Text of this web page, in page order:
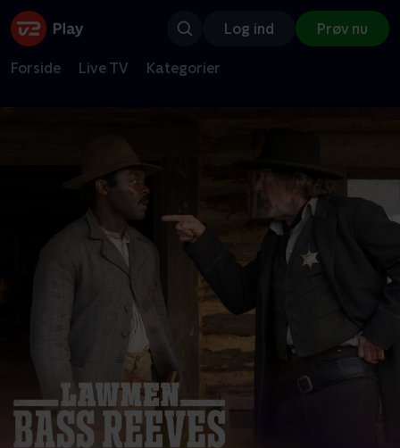
Log ind Prøv nu
Forside Live TV Kategorier